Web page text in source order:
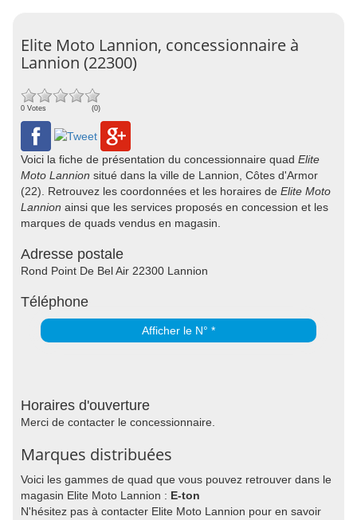
Elite Moto Lannion, concessionnaire à
Lannion (22300)
0 Votes (0)
Voici la fiche de présentation du concessionnaire quad Elite
Moto Lannion situé dans la ville de Lannion, Côtes d'Armor
(22). Retrouvez les coordonnées et les horaires de Elite Moto
Lannion ainsi que les services proposés en concession et les
marques de quads vendus en magasin.
Adresse postale
Rond Point De Bel Air 22300 Lannion
Téléphone
Afficher le N° *
Horaires d'ouverture
Merci de contacter le concessionnaire.
Marques distribuées
Voici les gammes de quad que vous pouvez retrouver dans le
magasin Elite Moto Lannion : E-ton
N'hésitez pas à contacter Elite Moto Lannion pour en savoir